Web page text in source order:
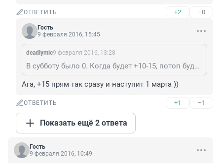
ОТВЕТИТЬ +2 –0
Гость
9 февраля 2016, 15:45
deadlymic9 февраля 2016, 13:28
В субботу было 0. Когда будет +10-15, потоп будет сильнее, а все ливневки, если они есть, в правых полосах, под сугробами.
Ага, +15 прям так сразу и наступит 1 марта ))
ОТВЕТИТЬ +1 –1
Показать ещё 2 ответа
Гость
9 февраля 2016, 10:49